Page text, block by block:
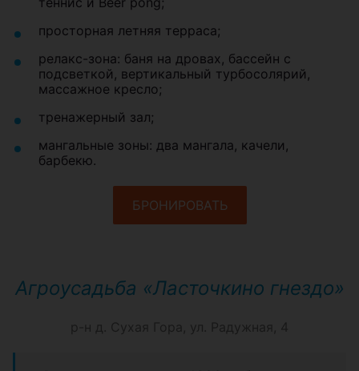
просторная летняя терраса;
релакс-зона: баня на дровах, бассейн с
подсветкой, вертикальный турбосолярий,
массажное кресло;
тренажерный зал;
мангальные зоны: два мангала, качели,
барбекю.
БРОНИРОВАТЬ
Агроусадьба «Ласточкино гнездо»
р-н д. Сухая Гора, ул. Радужная, 4